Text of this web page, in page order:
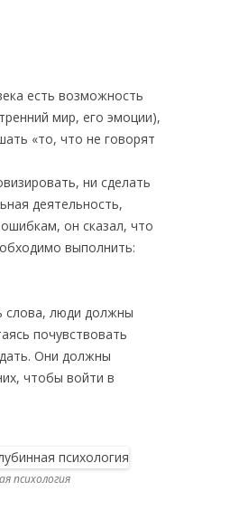
есть возможность
мир, его эмоции),
«то, что не говорят
ни сделать
деятельность,
он сказал, что
выполнить:
слова, люди должны
почувствовать
Они должны
чтобы войти в
психология